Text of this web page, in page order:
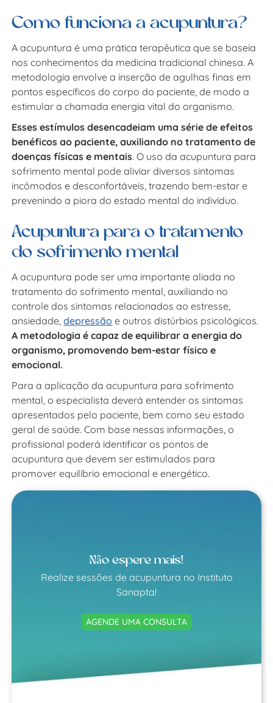
Como funciona a acupuntura?
A acupuntura é uma prática terapêutica que se baseia
nos conhecimentos da medicina tradicional chinesa. A
metodologia envolve a inserção de agulhas finas em
pontos específicos do corpo do paciente, de modo a
estimular a chamada energia vital do organismo.
Esses estímulos desencadeiam uma série de efeitos
benéficos ao paciente, auxiliando no tratamento de
doenças físicas e mentais. O uso da acupuntura para
sofrimento mental pode aliviar diversos sintomas
incômodos e desconfortáveis, trazendo bem-estar e
prevenindo a piora do estado mental do indivíduo.
Acupuntura para o tratamento
do sofrimento mental
A acupuntura pode ser uma importante aliada no
tratamento do sofrimento mental, auxiliando no
controle dos sintomas relacionados ao estresse,
ansiedade,depressão e outros distúrbios psicológicos.
A metodologia é capaz de equilibrar a energia do
organismo, promovendo bem-estar físico e
emocional.
Para a aplicação da acupuntura para sofrimento
mental, o especialista deverá entender os sintomas
apresentados pelo paciente, bem como seu estado
geral de saúde. Com base nessas informações, o
profissional poderá identificar os pontos de
acupuntura que devem ser estimulados para
promover equilíbrio emocional e energético.
Não espere mais!
Realize sessões de acupuntura no Instituto
Sanapta!
AGENDE UMA CONSULTA